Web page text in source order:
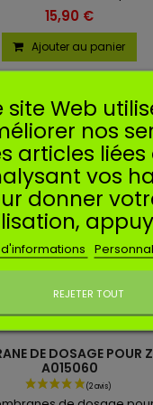
A015041. Vendu en lot
15,90 €
Ajouter au panier
DE DOSAGE POUR
A015060
site Web
nos
articles
vos
donner
d'informations
REJETER TOUT